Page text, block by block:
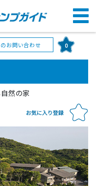
お問い合わせ 0
然の家